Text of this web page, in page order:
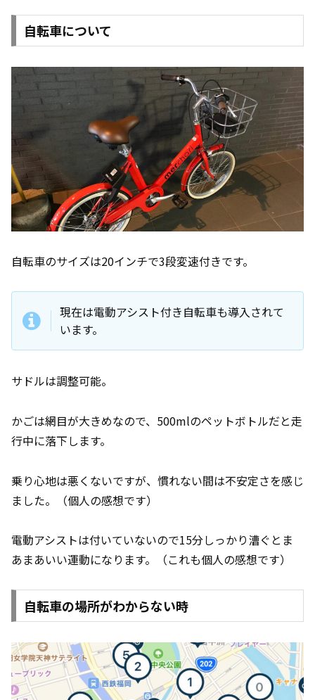
自転車について
自転車のサイズは20インチで3段変速付きです。
現在は電動アシスト付き自転車も導入されて
います。
サドルは調整可能。
かごは網目が大きめなので、500mlのペットボトルだと走
行中に落下します。
乗り心地は悪くないですが、慣れない間は不安定さを感じ
ました。（個人の感想です）
電動アシストは付いていないので15分しっかり漕ぐとま
あまあいい運動になります。（これも個人の感想です）
自転車の場所がわからない時